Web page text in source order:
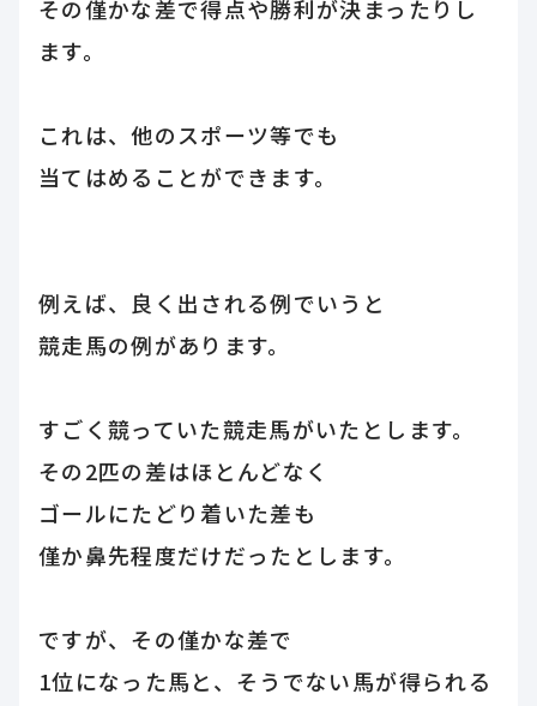
その僅かな差で得点や勝利が決まったりし
ます。
これは、他のスポーツ等でも
当てはめることができます。
例えば、良く出される例でいうと
競走馬の例があります。
すごく競っていた競走馬がいたとします。
その2匹の差はほとんどなく
ゴールにたどり着いた差も
僅か鼻先程度だけだったとします。
ですが、その僅かな差で
1位になった馬と、そうでない馬が得られる